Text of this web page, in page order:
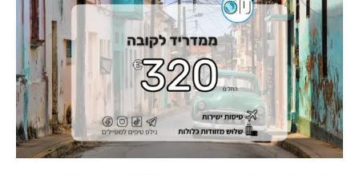
עולמי!
ירידת
מחיר
לקובה
–
טיסות
ישירות
ממדריד